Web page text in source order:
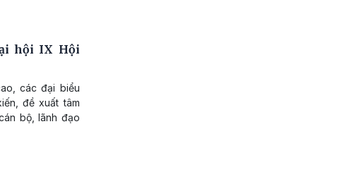
hội IX Hội
các đại biểu
đề xuất tâm
bộ, lãnh đạo